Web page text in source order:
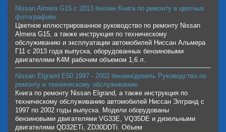
Nissan Almera G15 с 2013 бензин Книга по ремонту в цветных
фотографиях
Цветное иллюстрированное руководство по ремонту Nissan
Almera G15, а также инструкция по техническому
обслуживанию и эксплуатации автомобилей Ниссан Альмера
Г11 с 2013 года выпуска, оборудованных бензиновыми
двигателями К4М рабочим объемом 1,6 л.
Nissan Elgrand Е50 1997 - 2002 бензин/дизель Руководство по
ремонту и техническому обслуживанию
Книга по ремонту Nissan Elgrand, а также инструкция по
техническому обслуживанию автомобилей Ниссан Элгранд с
1997 по 2002 годы выпуска. Модели оборудованы
бензиновыми двигателями VG33E, VQ35DE и дизельными
двигателями QD32ETi, ZD30DDTi. Объем